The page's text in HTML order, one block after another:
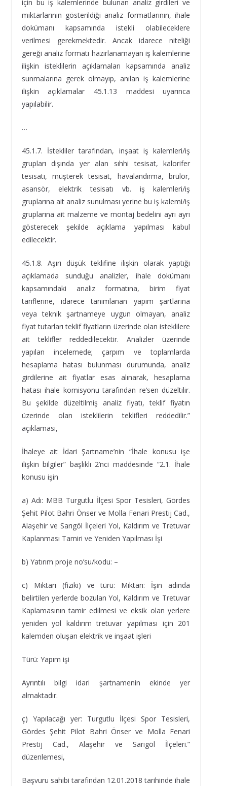
için bu iş kalemlerinde bulunan analiz girdileri ve
miktarlarının gösterildiği analiz formatlarının, ihale
dokümanı kapsamında istekli olabileceklere
verilmesi gerekmektedir. Ancak idarece niteliği
gereği analiz formatı hazırlanamayan iş kalemlerine
ilişkin isteklilerin açıklamaları kapsamında analiz
sunmalarına gerek olmayıp, anılan iş kalemlerine
ilişkin açıklamalar 45.1.13 maddesi uyarınca
yapılabilir.
…
45.1.7. İstekliler tarafından, inşaat iş kalemleri/iş
grupları dışında yer alan sıhhi tesisat, kalorifer
tesisatı, müşterek tesisat, havalandırma, brülör,
asansör, elektrik tesisatı vb. iş kalemleri/iş
gruplarına ait analiz sunulması yerine bu iş kalemi/iş
gruplarına ait malzeme ve montaj bedelini ayrı ayrı
gösterecek şekilde açıklama yapılması kabul
edilecektir.
45.1.8. Aşırı düşük teklifine ilişkin olarak yaptığı
açıklamada sunduğu analizler, ihale dokümanı
kapsamındaki analiz formatına, birim fiyat
tariflerine, idarece tanımlanan yapım şartlarına
veya teknik şartnameye uygun olmayan, analiz
fiyat tutarları teklif fiyatların üzerinde olan isteklilere
ait teklifler reddedilecektir. Analizler üzerinde
yapılan incelemede; çarpım ve toplamlarda
hesaplama hatası bulunması durumunda, analiz
girdilerine ait fiyatlar esas alınarak, hesaplama
hatası ihale komisyonu tarafından re’sen düzeltilir.
Bu şekilde düzeltilmiş analiz fiyatı, teklif fiyatın
üzerinde olan isteklilerin teklifleri reddedilir.”
açıklaması,
İhaleye ait İdari Şartname’nin “İhale konusu işe
ilişkin bilgiler” başlıklı 2’nci maddesinde “2.1. İhale
konusu işin
a) Adı: MBB Turgutlu İlçesi Spor Tesisleri, Gördes
Şehit Pilot Bahri Önser ve Molla Fenari Prestij Cad.,
Alaşehir ve Sarıgöl İlçeleri Yol, Kaldırım ve Tretuvar
Kaplanması Tamiri ve Yeniden Yapılması İşi
b) Yatırım proje no’su/kodu: –
c) Miktarı (fiziki) ve türü: Miktarı: İşin adında
belirtilen yerlerde bozulan Yol, Kaldırım ve Tretuvar
Kaplamasının tamir edilmesi ve eksik olan yerlere
yeniden yol kaldırım tretuvar yapılması için 201
kalemden oluşan elektrik ve inşaat işleri
Türü: Yapım işi
Ayrıntılı bilgi idari şartnamenin ekinde yer
almaktadır.
ç) Yapılacağı yer: Turgutlu İlçesi Spor Tesisleri,
Gördes Şehit Pilot Bahri Önser ve Molla Fenari
Prestij Cad., Alaşehir ve Sarıgöl İlçeleri.”
düzenlemesi,
Başvuru sahibi tarafından 12.01.2018 tarihinde ihale